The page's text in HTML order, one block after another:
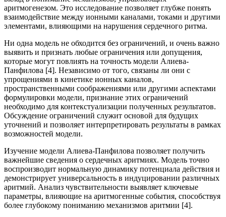
аритмогенезом. Это исследование позволяет глубже понять
взаимодействие между ионными каналами, токами и другими
элементами, влияющими на нарушения сердечного ритма.
Ни одна модель не обходится без ограничений, и очень важно
выявить и признать любые ограничения или допущения,
которые могут повлиять на точность модели Алиева-
Панфилова [4]. Независимо от того, связаны ли они с
упрощениями в кинетике ионных каналов,
пространственными соображениями или другими аспектами
формулировки модели, признание этих ограничений
необходимо для контекстуализации полученных результатов.
Обсуждение ограничений служит основой для будущих
уточнений и позволяет интерпретировать результаты в рамках
возможностей модели.
Изучение модели Алиева-Панфилова позволяет получить
важнейшие сведения о сердечных аритмиях. Модель точно
воспроизводит нормальную динамику потенциала действия и
демонстрирует универсальность в индуцировании различных
аритмий. Анализ чувствительности выявляет ключевые
параметры, влияющие на аритмогенные события, способствуя
более глубокому пониманию механизмов аритмии [4].